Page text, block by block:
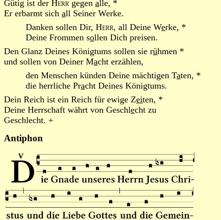
Gütig ist der Herr gegen alle, *
Er erbarmt sich all Seiner Werke.
Danken sollen Dir, Herr, all Deine Werke, *
Deine Frommen sollen Dich preisen.
Den Glanz Deines Königtums sollen sie rühmen *
und sollen von Deiner Macht erzählen,
den Menschen künden Deine mächtigen Taten, *
die herrliche Pracht Deines Königtums.
Dein Reich ist ein Reich für ewige Zeiten, *
Deine Herrschaft währt von Geschlecht zu
Geschlecht. +
Antiphon